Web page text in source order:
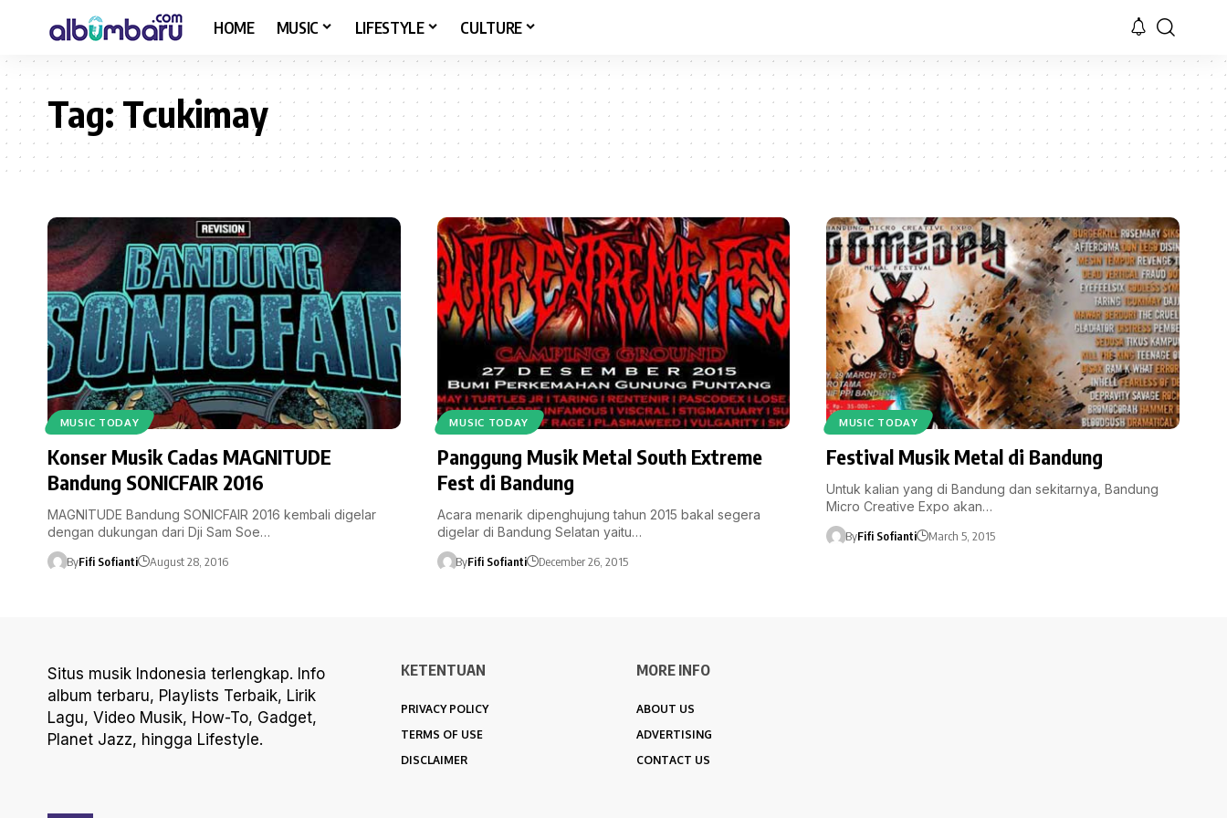
HOME MUSIC LIFESTYLE CULTURE
Tag:Tcukimay
MUSIC TODAY
Konser Musik Cadas MAGNITUDE
Bandung SONICFAIR 2016
MAGNITUDE Bandung SONICFAIR 2016 kembali digelar
dengan dukungan dari Dji Sam Soe…
ByFifi Sofianti August 28, 2016
MUSIC TODAY
Panggung Musik Metal South Extreme
Fest di Bandung
Acara menarik dipenghujung tahun 2015 bakal segera
digelar di Bandung Selatan yaitu…
ByFifi Sofianti December 26, 2015
MUSIC TODAY
Festival Musik Metal di Bandung
Untuk kalian yang di Bandung dan sekitarnya, Bandung
Micro Creative Expo akan…
ByFifi Sofianti March 5, 2015
Situs musik Indonesia terlengkap. Info
album terbaru, Playlists Terbaik, Lirik
Lagu, Video Musik, How-To, Gadget,
Planet Jazz, hingga Lifestyle.
KETENTUAN
PRIVACY POLICY
TERMS OF USE
DISCLAIMER
MORE INFO
ABOUT US
ADVERTISING
CONTACT US